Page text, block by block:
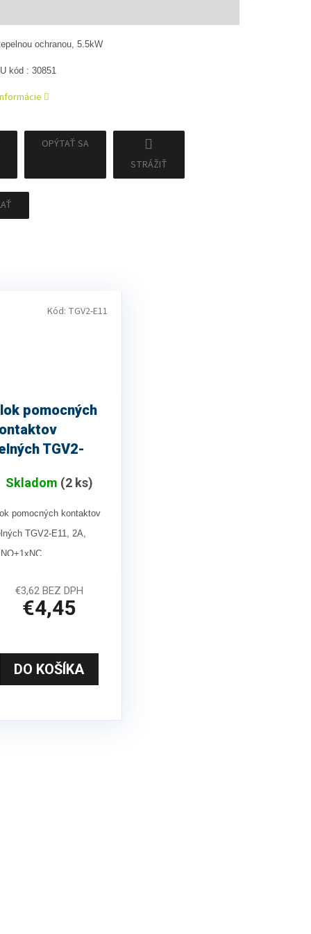
ochranou, 5.5kW
kód : 30851
OPÝTAŤ SA
STRÁŽIŤ
pomocných
TGV2-
Skladom (2 ks)
€3,62 BEZ DPH
€4,45
DO KOŠÍKA
pomocných kontaktov
TGV2-E11, 2A,
PLU kód : 30854
Kód: TGV2-E11